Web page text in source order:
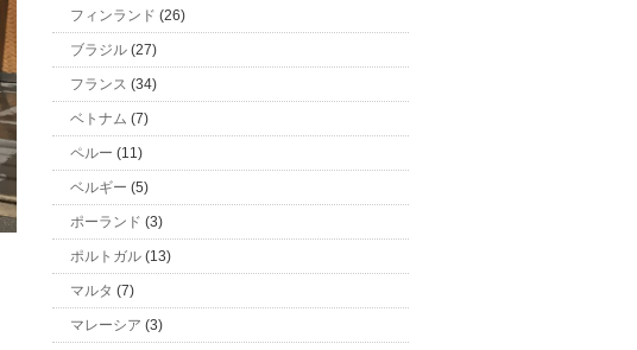
フィンランド (26)
ブラジル (27)
フランス (34)
ベトナム (7)
ペルー (11)
ベルギー (5)
ポーランド (3)
ポルトガル (13)
マルタ (7)
マレーシア (3)